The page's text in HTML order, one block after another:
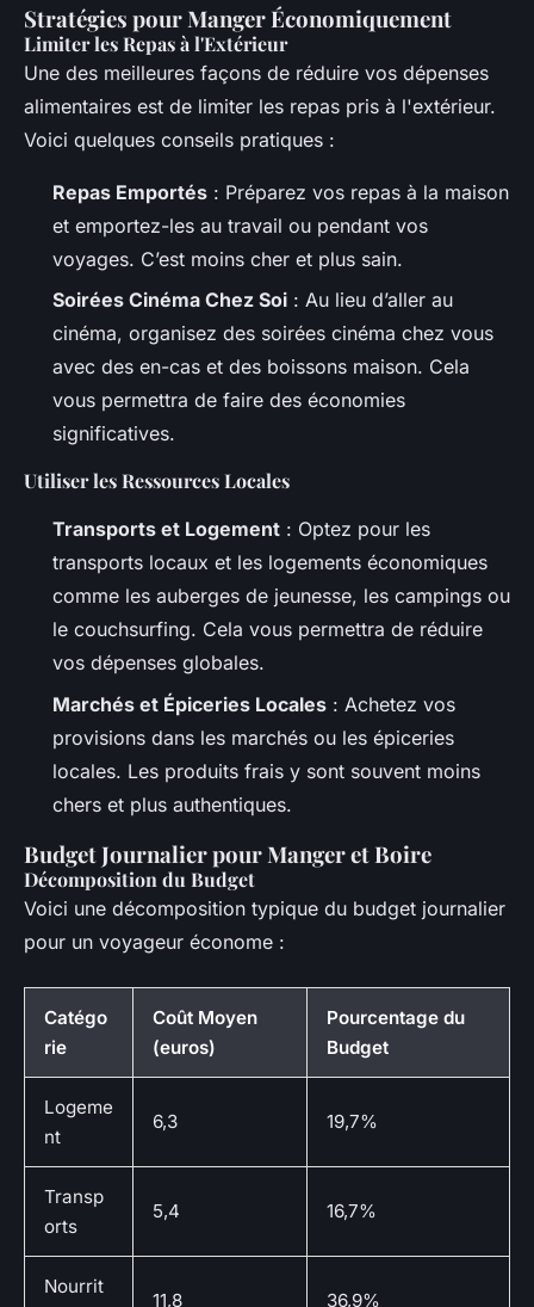
Stratégies pour Manger Économiquement
Limiter les Repas à l'Extérieur
Une des meilleures façons de réduire vos dépenses
alimentaires est de limiter les repas pris à l'extérieur.
Voici quelques conseils pratiques :
Repas Emportés : Préparez vos repas à la maison
et emportez-les au travail ou pendant vos
voyages. C’est moins cher et plus sain.
Soirées Cinéma Chez Soi : Au lieu d’aller au
cinéma, organisez des soirées cinéma chez vous
avec des en-cas et des boissons maison. Cela
vous permettra de faire des économies
significatives.
Utiliser les Ressources Locales
Transports et Logement : Optez pour les
transports locaux et les logements économiques
comme les auberges de jeunesse, les campings ou
le couchsurfing. Cela vous permettra de réduire
vos dépenses globales.
Marchés et Épiceries Locales : Achetez vos
provisions dans les marchés ou les épiceries
locales. Les produits frais y sont souvent moins
chers et plus authentiques.
Budget Journalier pour Manger et Boire
Décomposition du Budget
Voici une décomposition typique du budget journalier
pour un voyageur économe :
Catégo
rie
Coût Moyen
(euros)
Pourcentage du
Budget
Logeme
nt
6,3 19,7%
Transp
orts
5,4 16,7%
Nourrit
11,8 36,9%